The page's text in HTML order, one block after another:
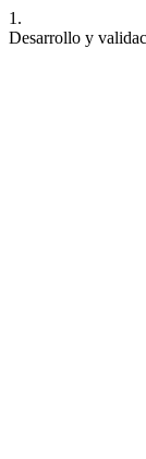
1.
Desarrollo y